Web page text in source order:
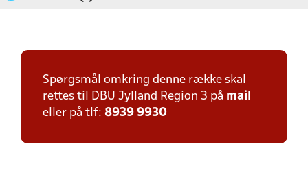
Spørgsmål omkring denne række skal
rettes til DBU Jylland Region 3 på mail
eller på tlf: 8939 9930